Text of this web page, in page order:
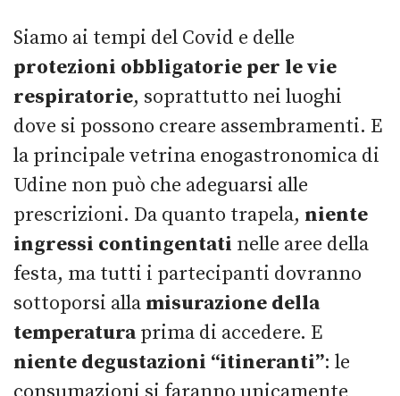
Siamo ai tempi del Covid e delle
protezioni obbligatorie per le vie
respiratorie, soprattutto nei luoghi
dove si possono creare assembramenti. E
la principale vetrina enogastronomica di
Udine non può che adeguarsi alle
prescrizioni. Da quanto trapela, niente
ingressi contingentati nelle aree della
festa, ma tutti i partecipanti dovranno
sottoporsi alla misurazione della
temperaturaprima di accedere. E
niente degustazioni “itineranti”: le